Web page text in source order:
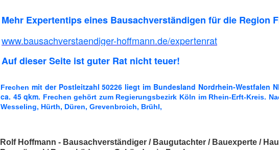
Frechen mit der Postleitzahl 50226 liegt im Bundesland Nordrhein-Westfalen
ca. 45 qkm. Frechen gehört zum Regierungsbezirk Köln im Rhein-Erft-Kreis.
Wesseling, Hürth, Düren, Grevenbroich, Brühl,
Mehr Expertentips eines Bausachverständigen für die Region
www.bausachverstaendiger-hoffmann.de/expertenrat
Auf dieser Seite ist guter Rat nicht teuer!
Rolf Hoffmann - Bausachverständiger / Baugutachter / Bauexperte /